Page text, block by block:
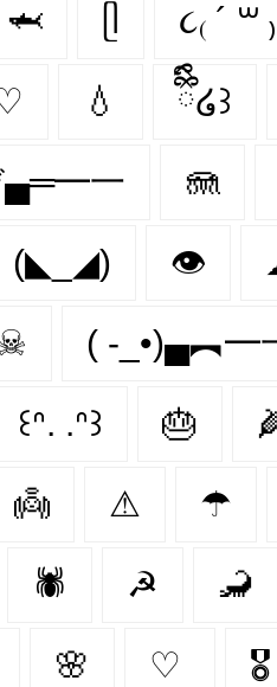
🦈 ૮₍ ´ ꒳
💧 ྀིྀི໒꒱
▄═━一 🪼
(◣_◢) 👁
( -_•)▄︻━
꒰ᐢ. .ᐢ꒱ 🎂
👼 ⚠ ☂
🕷 ☭ 🦂
🌸 ♡ 🎖️